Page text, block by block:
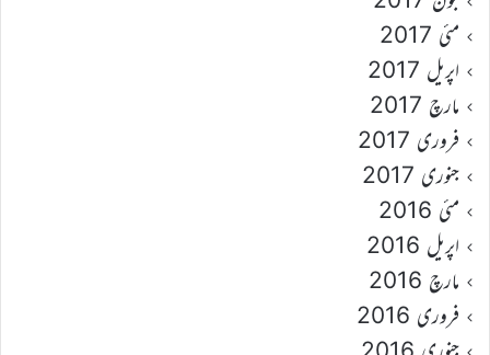
مئی 2017
اپریل 2017
مارچ 2017
فروری 2017
جنوری 2017
مئی 2016
اپریل 2016
مارچ 2016
فروری 2016